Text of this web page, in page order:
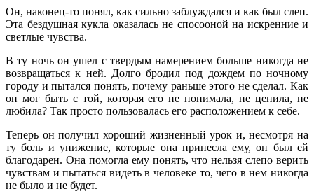
Он, наконец-то понял, как сильно заблуждался и как был слеп.
Эта бездушная кукла оказалась не спосооной на искренние и
светлые чувства.
В ту ночь он ушел с твердым намерением больше никогда не
возвращаться к ней. Долго бродил под дождем по ночному
городу и пытался понять, почему раньше этого не сделал. Как
он мог быть с той, которая его не понимала, не ценила, не
любила? Так просто пользовалась его расположением к себе.
Теперь он получил хороший жизненный урок и, несмотря на
ту боль и унижение, которые она принесла ему, он был ей
благодарен. Она помогла ему понять, что нельзя слепо верить
чувствам и пытаться видеть в человеке то, чего в нем никогда
не было и не будет.